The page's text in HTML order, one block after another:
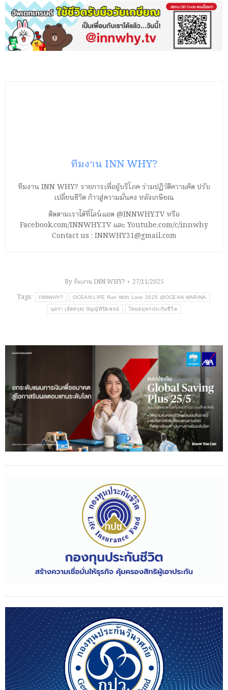
ทีมงาน INN WHY?
ทีมงาน INN WHY? รายการเพื่อผู้บริโภค ร่วมปฏิวัติความคิด ปรับ
เปลี่ยนชีวิต ก้าวสู่ความมั่นคง หลังเกษียณ
ติดตามเราได้ที่ไลน์แอด @INNWHY.TV หรือ
Facebook.com/INNWHY.TV และ Youtube.com/c/innwhy
Contact us : INNWHY31@gmail.com
Byทีมงาน INN WHY?
27/11/2025
Tags:
INNWHY? OCEAN LIFE Run With Love 2025 @OCEAN MARINA
นุสรา (อัสสกุล) บัญญัติปิยพจน์ ไทยสมุทรประกันชีวิต